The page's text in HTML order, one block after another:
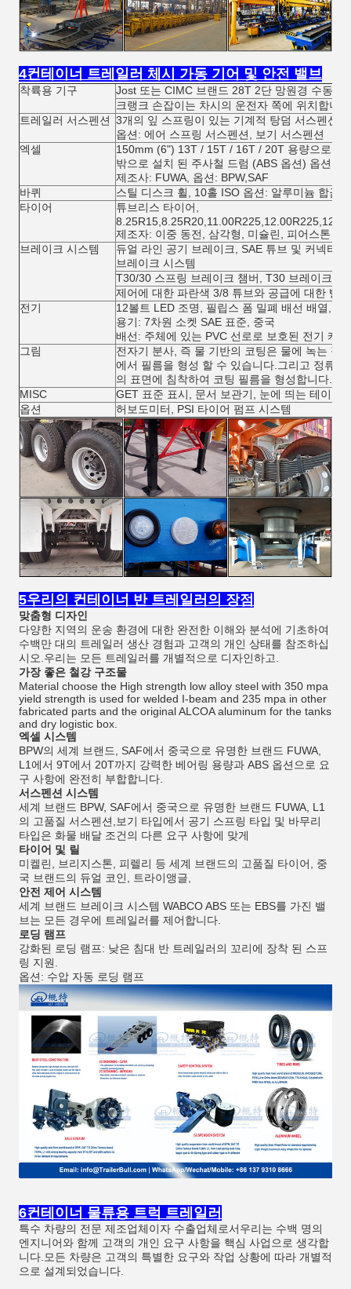
4컨테이너 트레일러 체시 가동 기어 및 안전 밸브
착륙용 기구
Jost 또는 CIMC 브랜드 28T 2단 망원경 수동 착
크랭크 손잡이는 차시의 운전자 쪽에 위치합니
트레일러 서스펜션 3개의 잎 스프링이 있는 기계적 탕덤 서스펜션
옵션: 에어 스프링 서스펜션, 보기 서스펜션
엑셀
150mm (6") 13T / 15T / 16T / 20T 용량으로 정
밖으로 설치 된 주사철 드럼 (ABS 옵션) 옵션:
제조사: FUWA, 옵션: BPW,SAF
바퀴
스틸 디스크 휠, 10홀 ISO 옵션: 알루미늄 합금
타이어
튜브리스 타이어,
제조자: 이중 동전, 삼각형, 미슐린, 피어스톤
브레이크 시스템
듀얼 라인 공기 브레이크, SAE 튜브 및 커넥터,
브레이크 시스템
T30/30 스프링 브레이크 챔버, T30 브레이크 챔
제어에 대한 파란색 3/8 튜브와 공급에 대한 빨
전기
12볼트 LED 조명, 필립스 폼 밀폐 배선 배열,
용기: 7차원 소켓 SAE 표준, 중국
배선: 주체에 있는 PVC 선로로 보호된 전기 케
그림
전자기 분사, 즉 물 기반의 코팅은 물에 녹는 필
에서 필름을 형성 할 수 있습니다.그리고 정류
의 표면에 침착하여 코팅 필름을 형성합니다.
MISC
GET 표준 표시, 문서 보관기, 눈에 띄는 테이프
옵션
허보도미터, PSI 타이어 펌프 시스템
5우리의 컨테이너 반 트레일러의 장점
맞춤형 디자인
다양한 지역의 운송 환경에 대한 완전한 이해와 분석에 기초하여
수백만 대의 트레일러 생산 경험과 고객의 개인 상태를 참조하십
시오.우리는 모든 트레일러를 개별적으로 디자인하고.
가장 좋은 철강 구조물
Material choose the High strength low alloy steel with 350 mpa
yield strength is used for welded I-beam and 235 mpa in other
fabricated parts and the original ALCOA aluminum for the tanks
and dry logistic box.
엑셀 시스템
BPW의 세계 브랜드, SAF에서 중국으로 유명한 브랜드 FUWA,
L1에서 9T에서 20T까지 강력한 베어링 용량과 ABS 옵션으로 요
구 사항에 완전히 부합합니다.
서스펜션 시스템
세계 브랜드 BPW, SAF에서 중국으로 유명한 브랜드 FUWA, L1
의 고품질 서스펜션,보기 타입에서 공기 스프링 타입 및 바무리
타입은 화물 배달 조건의 다른 요구 사항에 맞게
타이어 및 릴
미켈린, 브리지스톤, 피렐리 등 세계 브랜드의 고품질 타이어, 중
국 브랜드의 듀얼 코인, 트라이앵글,
안전 제어 시스템
세계 브랜드 브레이크 시스템 WABCO ABS 또는 EBS를 가진 밸
브는 모든 경우에 트레일러를 제어합니다.
로딩 램프
강화된 로딩 램프: 낮은 침대 반 트레일러의 꼬리에 장착 된 스프
링 지원.
옵션: 수압 자동 로딩 램프
6컨테이너 물류용 트럭 트레일러
특수 차량의 전문 제조업체이자 수출업체로서우리는 수백 명의
엔지니어와 함께 고객의 개인 요구 사항을 핵심 사업으로 생각합
니다.모든 차량은 고객의 특별한 요구와 작업 상황에 따라 개별적
으로 설계되었습니다.